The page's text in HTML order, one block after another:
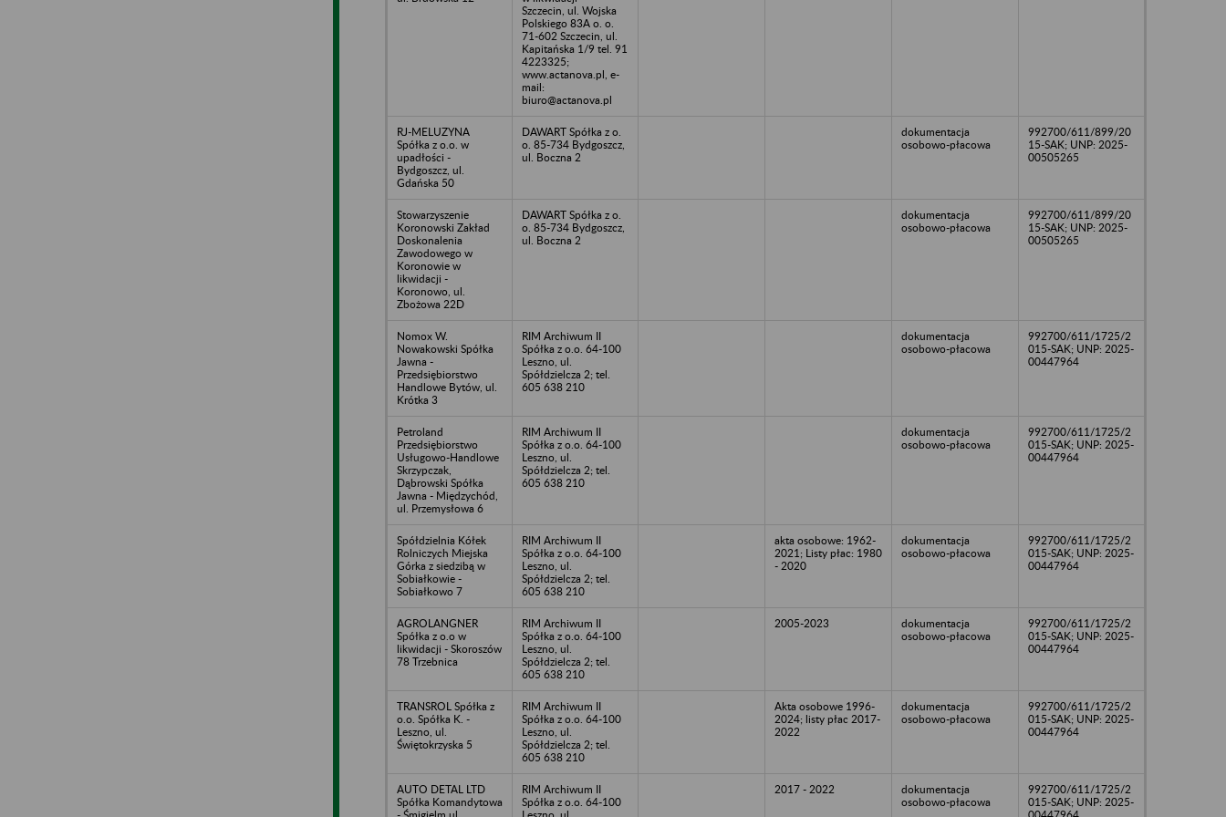
Szczecin, ul. Wojska
Polskiego 83A o. o.
71-602 Szczecin, ul.
Kapitańska 1/9 tel. 91
4223325;
www.actanova.pl, e-
mail:
biuro@actanova.pl
RJ-MELUZYNA
Spółka z o.o. w
upadłości -
Bydgoszcz, ul.
Gdańska 50
DAWART Spółka z o.
o. 85-734 Bydgoszcz,
ul. Boczna 2
dokumentacja
osobowo-płacowa
992700/611/899/20
15-SAK; UNP: 2025-
00505265
Stowarzyszenie
Koronowski Zakład
Doskonalenia
Zawodowego w
Koronowie w
likwidacji -
Koronowo, ul.
Zbożowa 22D
DAWART Spółka z o.
o. 85-734 Bydgoszcz,
ul. Boczna 2
dokumentacja
osobowo-płacowa
992700/611/899/20
15-SAK; UNP: 2025-
00505265
Nomox W.
Nowakowski Spółka
Jawna -
Przedsiębiorstwo
Handlowe Bytów, ul.
Krótka 3
RIM Archiwum II
Spółka z o.o. 64-100
Leszno, ul.
Spółdzielcza 2; tel.
605 638 210
dokumentacja
osobowo-płacowa
992700/611/1725/2
015-SAK; UNP: 2025-
00447964
Petroland
Przedsiębiorstwo
Usługowo-Handlowe
Skrzypczak,
Dąbrowski Spółka
Jawna - Międzychód,
ul. Przemysłowa 6
RIM Archiwum II
Spółka z o.o. 64-100
Leszno, ul.
Spółdzielcza 2; tel.
605 638 210
dokumentacja
osobowo-płacowa
992700/611/1725/2
015-SAK; UNP: 2025-
00447964
Spółdzielnia Kółek
Rolniczych Miejska
Górka z siedzibą w
Sobiałkowie -
Sobiałkowo 7
RIM Archiwum II
Spółka z o.o. 64-100
Leszno, ul.
Spółdzielcza 2; tel.
605 638 210
akta osobowe: 1962-
2021; Listy płac: 1980
- 2020
dokumentacja
osobowo-płacowa
992700/611/1725/2
015-SAK; UNP: 2025-
00447964
AGROLANGNER
Spółka z o.o w
likwidacji - Skoroszów
78 Trzebnica
RIM Archiwum II
Spółka z o.o. 64-100
Leszno, ul.
Spółdzielcza 2; tel.
605 638 210
2005-2023
dokumentacja
osobowo-płacowa
992700/611/1725/2
015-SAK; UNP: 2025-
00447964
TRANSROL Spółka z
o.o. Spółka K. -
Leszno, ul.
Świętokrzyska 5
RIM Archiwum II
Spółka z o.o. 64-100
Leszno, ul.
Spółdzielcza 2; tel.
605 638 210
Akta osobowe 1996-
2024; listy płac 2017-
2022
dokumentacja
osobowo-płacowa
992700/611/1725/2
015-SAK; UNP: 2025-
00447964
AUTO DETAL LTD
Spółka Komandytowa
RIM Archiwum II
Spółka z o.o. 64-100
2017 - 2022
dokumentacja
osobowo-płacowa
992700/611/1725/2
015-SAK; UNP: 2025-